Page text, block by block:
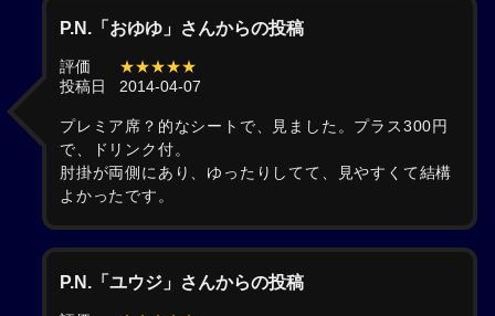
P.N.「おゆゆ」さんからの投稿
評価
★★★★★
投稿日
2014-04-07
プレミア席？的なシートで、見ました。プラス300円
で、ドリンク付。
肘掛が両側にあり、ゆったりしてて、見やすくて結構
よかったです。
P.N.「ユウジ」さんからの投稿